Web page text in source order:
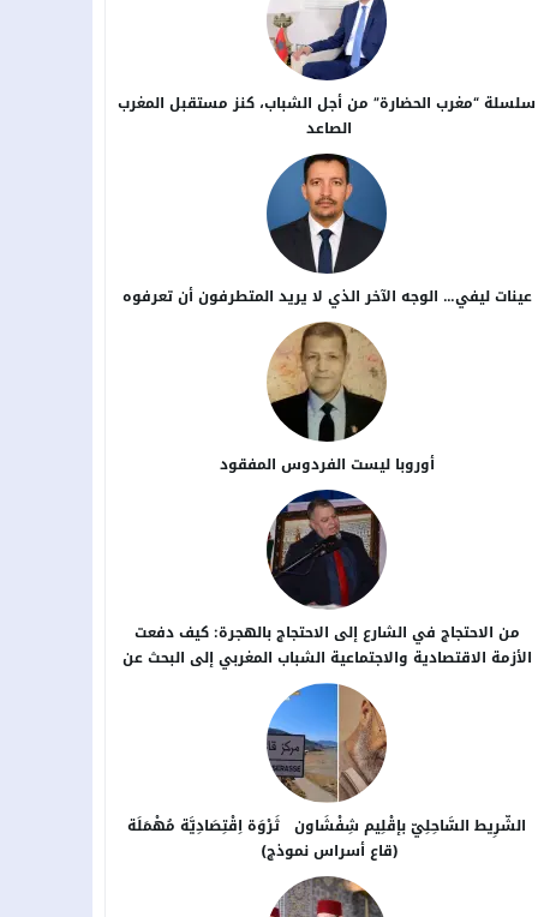
سلسلة “مغرب الحضارة” من أجل ​الشباب، كنز مستقبل المغرب
الصاعد
عينات ليفي… الوجه الآخر الذي لا يريد المتطرفون أن تعرفوه
أوروبا ليست الفردوس المفقود
من الاحتجاج في الشارع إلى الاحتجاج بالهجرة: كيف دفعت
الأزمة الاقتصادية والاجتماعية الشباب المغربي إلى البحث عن
بدائل خارج الوطن؟
الشَّرِيط السَّاحِلِيّ بإقْلِيم شِفْشَاون ثَرْوَة اِقْتِصَادِيَّة مُهْمَلَة
(قاع أسراس نموذج)